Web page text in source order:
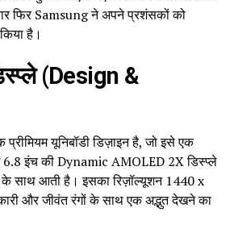
फिर Samsung ने अपने प्रशंसकों को
है।
(Design &
यूनिबॉडी डिज़ाइन है, जो इसे एक
इंच की Dynamic AMOLED 2X डिस्प्ले
साथ आती है। इसका रिज़ॉल्यूशन 1440 x
और जीवंत रंगों के साथ एक अद्भुत देखने का